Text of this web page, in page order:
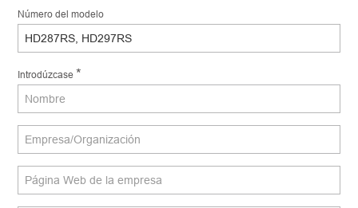
Número del modelo
Introdúzcase *